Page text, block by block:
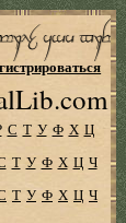
С Т У Ф Х Ц
Т У Ф Х Ц Ч
Т У Ф Х Ц Ч